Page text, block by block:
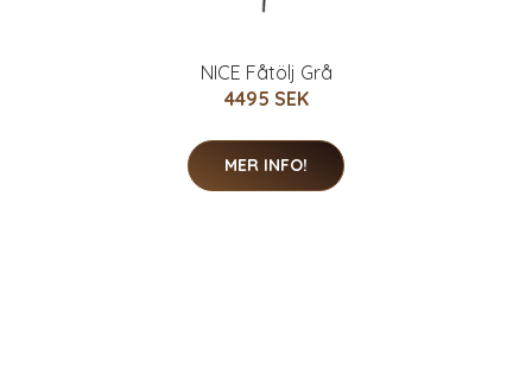
NICE Fåtölj Grå
4495 SEK
MER INFO!